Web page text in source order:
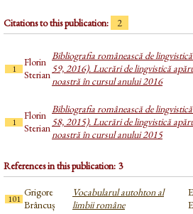
Citations to this publication: 2
1
Florin
Sterian
Bibliografia românească de
59, 2016). Lucrări de lingvistică
noastră în cursul anului 2016
1
Florin
Sterian
Bibliografia românească de
58, 2015). Lucrări de lingvistică
noastră în cursul anului 2015
References in this publication: 3
101
Grigore
Brâncuș
Vocabularul autohton al
limbii române